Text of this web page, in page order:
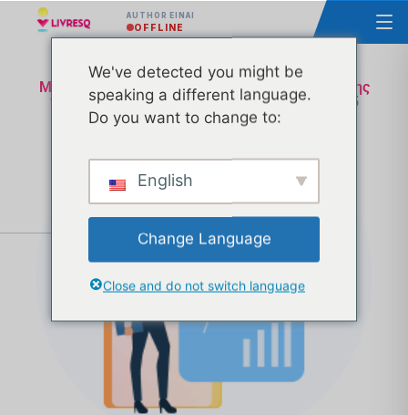
AUTHOR ΕΊΝΑΙ
OFFLINE
Μάθημα - Σχεδιασμός της υλοποίησης και χρήσης
των Ανοικτών Εκπαιδευτικών Πόρων Ομάδα 5
We've detected you might be
speaking a different language.
Do you want to change to:
English
Change Language
Close and do not switch language